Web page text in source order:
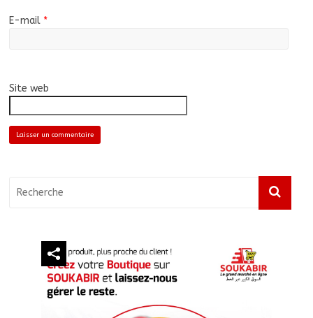
E-mail *
Site web